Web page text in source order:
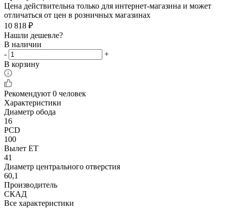
Цена действительна только для интернет-магазина и может
отличаться от цен в розничных магазинах
10 818 ₽
Нашли дешевле?
В наличии
-
+
В корзину
Рекомендуют 0 человек
Характеристики
Диаметр обода
16
PCD
100
Вылет ET
41
Диаметр центрального отверстия
60,1
Производитель
СКАД
Все характеристики